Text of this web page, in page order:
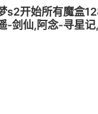
s2开始所有魔盒
-剑仙,阿念-寻星
之谕,爱丽丝-血色
莉杨,爱丽丝-梨花